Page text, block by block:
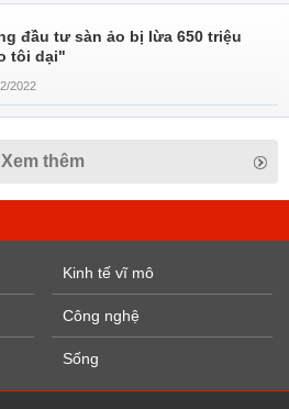
đầu tư sàn ảo bị lừa 650 triệu
tôi dại"
2022
Xem thêm
Kinh tế vĩ mô
Công nghệ
Sống